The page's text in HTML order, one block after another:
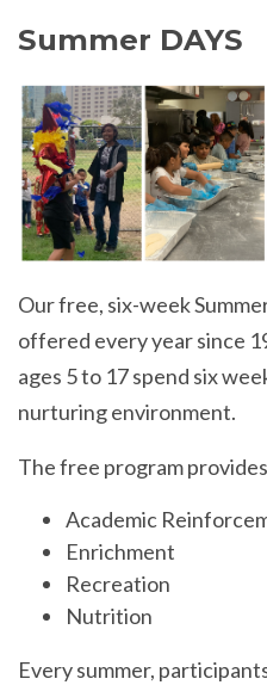
Summer DAYS
Our free, six-week
offered every year since
ages 5 to 17 spend six
nurturing environment.
The free program
Academic
Enrichment
Recreation
Nutrition
Every summer,